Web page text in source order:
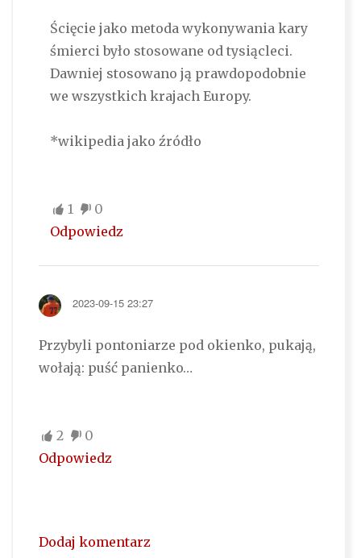
Ścięcie jako metoda wykonywania kary
śmierci było stosowane od tysiącleci.
Dawniej stosowano ją prawdopodobnie
we wszystkich krajach Europy.
*wikipedia jako źródło
1
0
Odpowiedz
2023-09-15 23:27
Przybyli pontoniarze pod okienko, pukają,
wołają: puść panienko…
2
0
Odpowiedz
Dodaj komentarz